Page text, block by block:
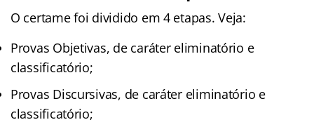
O certame foi dividido em 4 etapas. Veja:
Provas Objetivas, de caráter eliminatório e
classificatório;
Provas Discursivas, de caráter eliminatório e
classificatório;